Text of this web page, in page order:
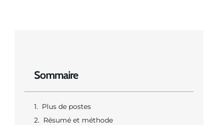
Sommaire
Plus de postes
Résumé et méthode